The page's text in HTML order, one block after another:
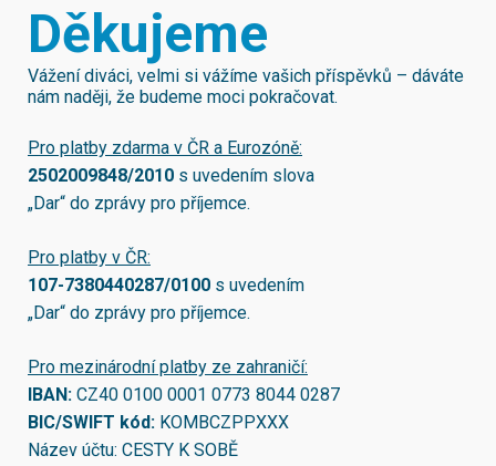
Děkujeme
Vážení diváci, velmi si vážíme vašich příspěvků – dáváte
nám naději, že budeme moci pokračovat.
Pro platby zdarma v ČR a Eurozóně:
2502009848/2010 s uvedením slova
„Dar“ do zprávy pro příjemce.
Pro platby v ČR:
107-7380440287/0100 s uvedením
„Dar“ do zprávy pro příjemce.
Pro mezinárodní platby ze zahraničí:
IBAN: CZ40 0100 0001 0773 8044 0287
BIC/SWIFT kód: KOMBCZPPXXX
Název účtu: CESTY K SOBĚ